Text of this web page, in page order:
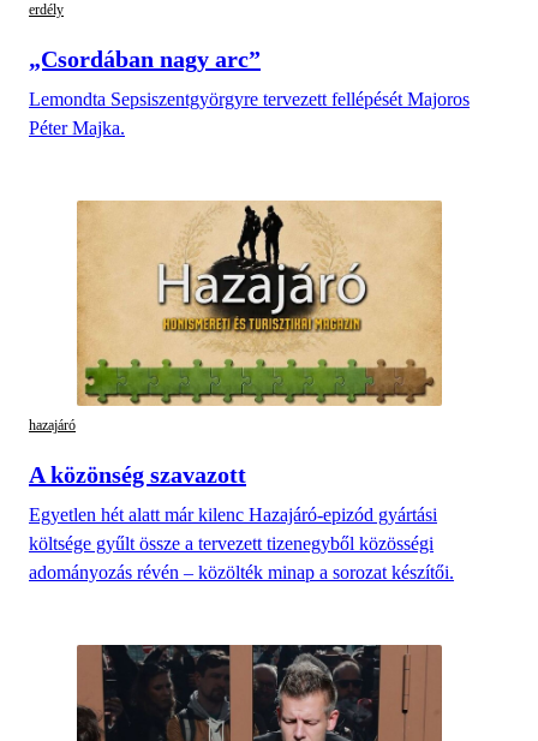
erdély
„Csordában nagy arc”
Lemondta Sepsiszentgyörgyre tervezett fellépését Majoros
Péter Majka.
hazajáró
A közönség szavazott
Egyetlen hét alatt már kilenc Hazajáró-epizód gyártási
költsége gyűlt össze a tervezett tizenegyből közösségi
adományozás révén – közölték minap a sorozat készítői.